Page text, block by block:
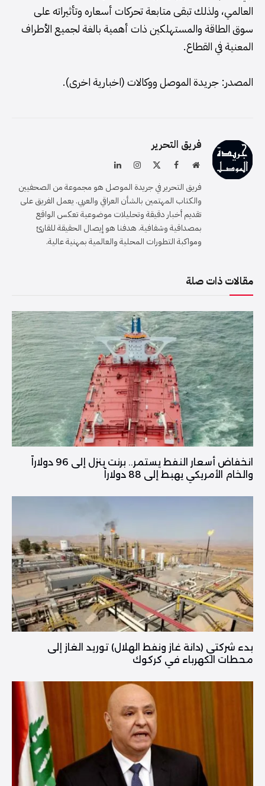
العالمي، ولذلك تبقى متابعة تحركات أسعاره وتأثيراته على
سوق الطاقة والمستهلكين ذات أهمية بالغة لجميع الأطراف
المعنية في القطاع.
المصدر: جريدة الموصل ووكالات (اخبارية اخرى).
فريق التحرير
موقعفيسبوك الانستغرام
لينكدإن
فريق التحرير في جريدة الموصل هو مجموعة من الصحفيين
والكتاب المهتمين بالشأن العراقي والعربي. يعمل الفريق على
تقديم أخبار دقيقة وتحليلات موضوعية تعكس الواقع
بمصداقية وشفافية. هدفنا هو إيصال الحقيقة للقارئ
ومواكبة التطورات المحلية والعالمية بمهنية عالية.
مقالات ذات صلة
انخفاض أسعار النفط يستمر.. برنت ينزل إلى 96 دولاراً
والخام الأمريكي يهبط إلى 88 دولاراً
بدء شركتي (دانة غاز ونفط الهلال) توريد الغاز إلى
محطات الكهرباء في كركوك